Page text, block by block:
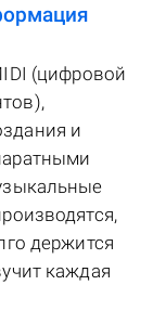
(цифровой
и
держится
каждая